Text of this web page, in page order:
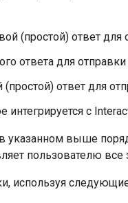
(простой) ответ для
ответа для
ответ для
с
указанном выше
пользователю
используя